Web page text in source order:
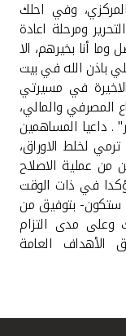
وفي احلك
ومرحلة اعادة
أنا بخيرهم، الا
باذن الله في بيت
في مسيرتي
القطاع المصرفي والمالي،
. داعيا المساهمين
لخلط الاوراق،
من عملية الاصلاح
في ذات الوقت
ستكون- بتوفيق من
مدى التزام
الأهداف العامة